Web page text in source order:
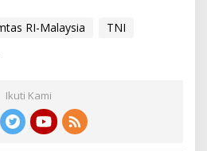
RI-Malaysia
TNI
Ikuti Kami